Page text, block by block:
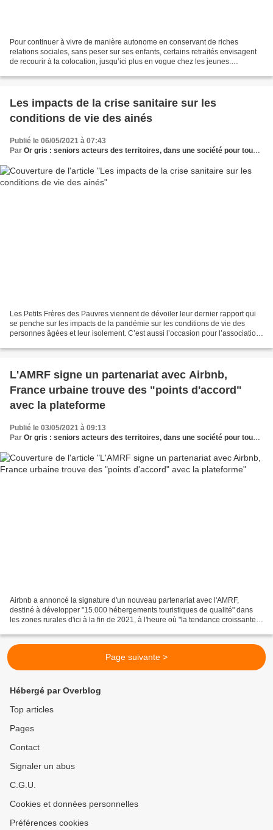
Pour continuer à vivre de manière autonome en conservant de riches
relations sociales, sans peser sur ses enfants, certains retraités envisagent
de recourir à la colocation, jusqu’ici plus en vogue chez les jeunes.
Les impacts de la crise sanitaire sur les
conditions de vie des ainés
Publié le 06/05/2021 à 07:43
Par Or gris : seniors acteurs des territoires, dans une société pour tous les âges
Les Petits Frères des Pauvres viennent de dévoiler leur dernier rapport qui
se penche sur les impacts de la pandémie sur les conditions de vie des
personnes âgées et leur isolement. C’est aussi l’occasion pour l’association
L'AMRF signe un partenariat avec Airbnb,
France urbaine trouve des "points d'accord"
avec la plateforme
Publié le 03/05/2021 à 09:13
Par Or gris : seniors acteurs des territoires, dans une société pour tous les âges
Airbnb a annoncé la signature d'un nouveau partenariat avec l'AMRF,
destiné à développer "15.000 hébergements touristiques de qualité" dans
les zones rurales d'ici à la fin de 2021, à l'heure où "la tendance croissante
Page suivante >
Hébergé par Overblog
Top articles
Pages
Contact
Signaler un abus
C.G.U.
Cookies et données personnelles
Préférences cookies